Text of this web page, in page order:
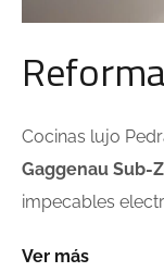
Cocinas lujo
Gaggenau Sub-
impecables
Ver más